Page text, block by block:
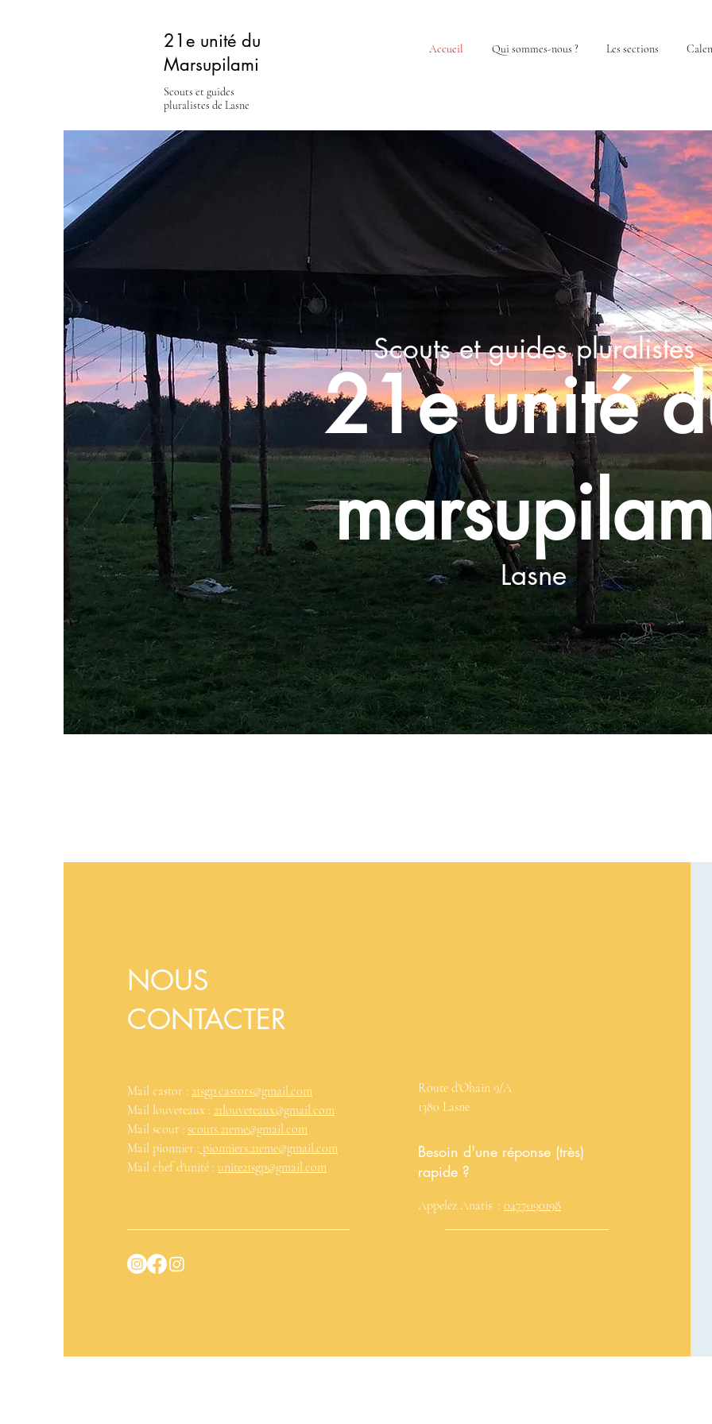
21e unité du
Marsupilami
Scouts et guides
pluralistes de Lasne
Accueil Qui sommes-nous ? Les sections
Scouts et guides pluralistes
21e unité
Lasne
NOUS
CONTACTER
Mail castor : 21sgp.castors@gmail.com
Mail louveteaux : 21louveteaux@gmail.com
Mail scout : scouts.21eme@gmail.com
Mail pionnier : pionniers.21eme@gmail.com
Mail chef d'unité : unite21sgp@gmail.com
Route d'Ohain 9/A
1380 Lasne
Besoin d'une réponse (très)
rapide ?
Appelez Anatis : 0477090198